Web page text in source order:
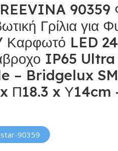
90359
Γρίλια για
Καρφωτό LED
IP65
– Bridgelux
Π18.3 x Υ14cm
90359